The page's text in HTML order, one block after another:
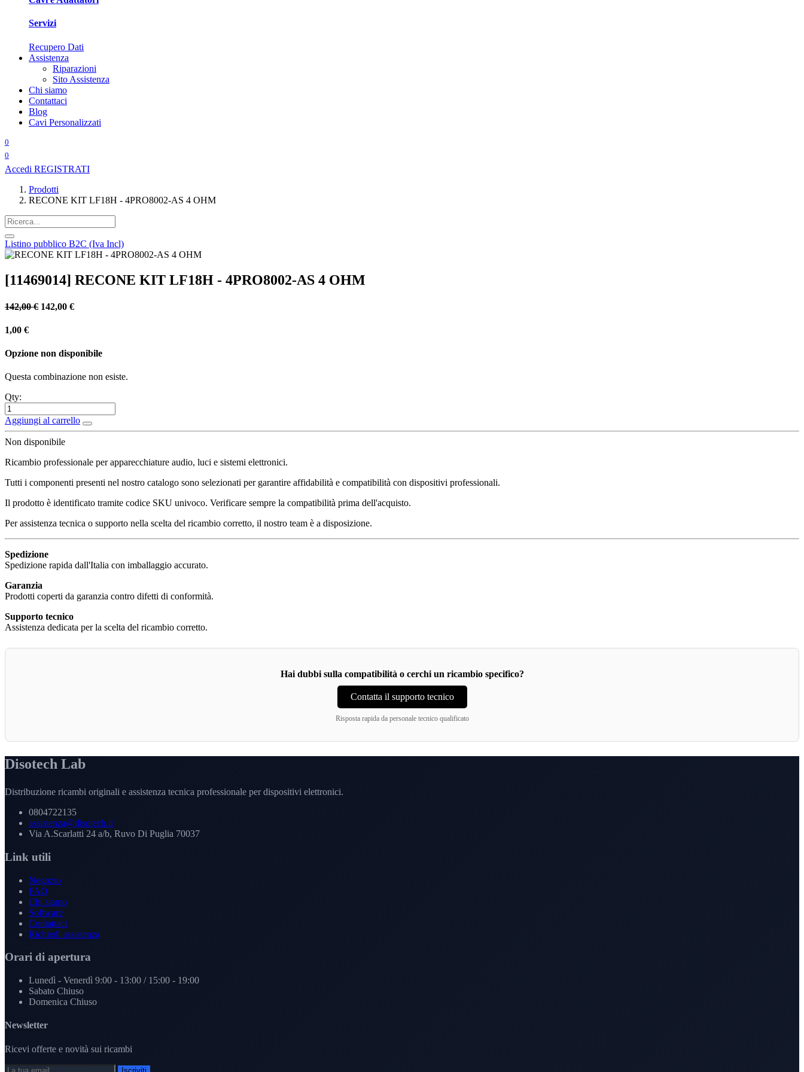
Servizi
Recupero Dati
Assistenza
Riparazioni
Sito Assistenza
Chi siamo
Contattaci
Blog
Cavi Personalizzati
0
0
Accedi REGISTRATI
Prodotti
RECONE KIT LF18H - 4PRO8002-AS 4 OHM
Listino pubblico B2C (Iva Incl)
[11469014] RECONE KIT LF18H - 4PRO8002-AS 4 OHM
142,00€ 142,00 €
1,00 €
Opzione non disponibile
Questa combinazione non esiste.
Qty:
Aggiungi al carrello
Non disponibile
Ricambio professionale per apparecchiature audio, luci e sistemi elettronici.
Tutti i componenti presenti nel nostro catalogo sono selezionati per garantire affidabilità e compatibilità con dispositivi professionali.
Il prodotto è identificato tramite codice SKU univoco. Verificare sempre la compatibilità prima dell'acquisto.
Per assistenza tecnica o supporto nella scelta del ricambio corretto, il nostro team è a disposizione.
Spedizione
Spedizione rapida dall'Italia con imballaggio accurato.
Garanzia
Prodotti coperti da garanzia contro difetti di conformità.
Supporto tecnico
Assistenza dedicata per la scelta del ricambio corretto.
Hai dubbi sulla compatibilità o cerchi un ricambio specifico?
Contatta il supporto tecnico
Risposta rapida da personale tecnico qualificato
Disotech Lab
Distribuzione ricambi originali e assistenza tecnica professionale per dispositivi elettronici.
0804722135
assistenza@disotech.it
Via A.Scarlatti 24 a/b, Ruvo Di Puglia 70037
Link utili
Negozio
FAQ
Chi siamo
Software
Contattaci
Richiedi assistenza
Orari di apertura
Lunedì - Venerdì 9:00 - 13:00 / 15:00 - 19:00
Sabato Chiuso
Domenica Chiuso
Newsletter
Ricevi offerte e novità sui ricambi